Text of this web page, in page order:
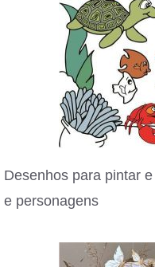
Desenhos para pintar
e personagens